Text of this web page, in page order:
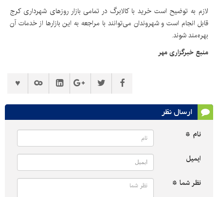
لازم به توضیح است خرید با کالابرگ در تمامی بازار روزهای شهرداری کرج
قابل انجام است و شهروندان می‌توانند با مراجعه به این بازارها از خدمات آن
بهره‌مند شوند.
منبع خبرگزاری مهر
ارسال نظر
نام *
ایمیل
نظر شما *